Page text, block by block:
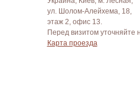
ул. Шолом-Алейхема, 18,
этаж 2, офис 13.
Перед визитом уточняйте
Карта проезда